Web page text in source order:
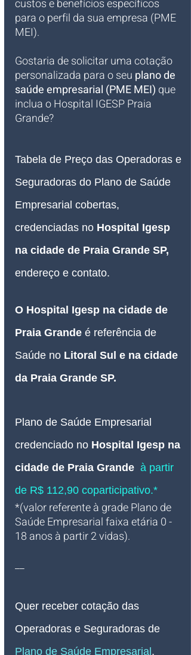
custos e benefícios específicos
para o perfil da sua empresa (PME
MEI).
Gostaria de solicitar uma cotação
personalizada para o seu plano de
saúde empresarial (PME MEI) que
inclua o Hospital IGESP Praia
Grande?
Tabela de Preço das Operadoras e
Seguradoras do Plano de Saúde
Empresarial cobertas,
credenciadas no Hospital Igesp
na cidade de Praia Grande SP,
endereço e contato.
O Hospital Igesp na cidade de
Praia Grande é referência de
Saúde no Litoral Sul e na cidade
da Praia Grande SP.
Plano de Saúde Empresarial
credenciado no Hospital Igesp na
cidade de Praia Grande à partir
de R$ 112,90 coparticipativo.*
*(valor referente à grade Plano de
Saúde Empresarial faixa etária 0 -
18 anos à partir 2 vidas).
__
Quer receber cotação das
Operadoras e Seguradoras de
Plano de Saúde Empresarial ,